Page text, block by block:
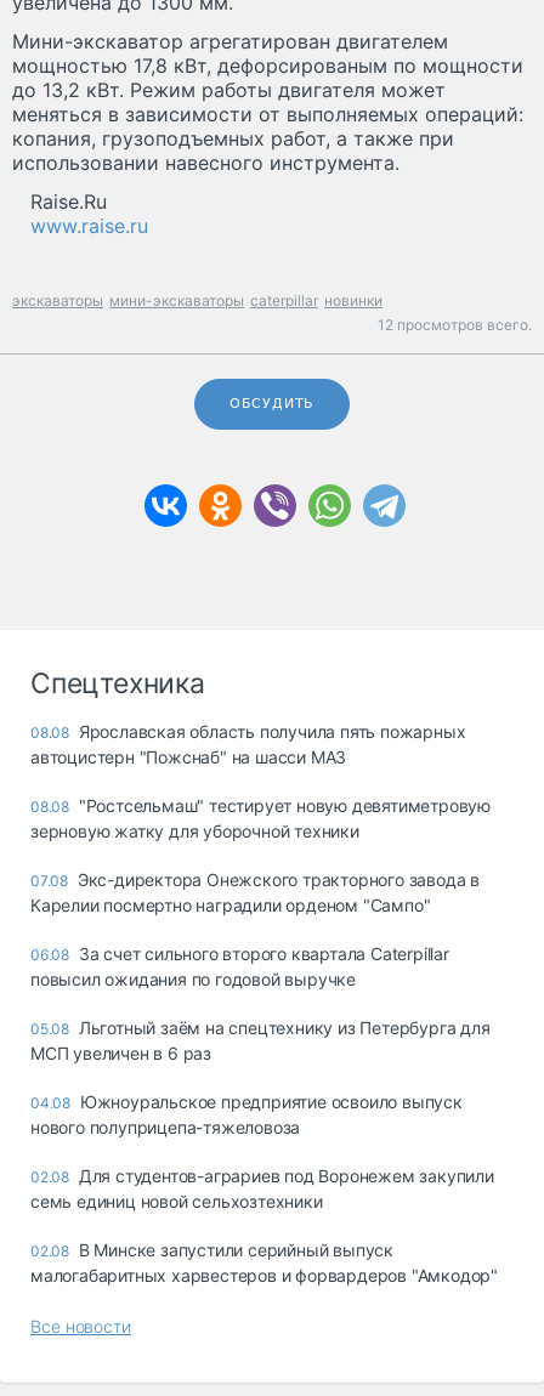
Мини-экскаватор агрегатирован двигателем
мощностью 17,8 кВт, дефорсированым по мощности
до 13,2 кВт. Режим работы двигателя может
меняться в зависимости от выполняемых операций:
копания, грузоподъемных работ, а также при
использовании навесного инструмента.
Raise.Ru
www.raise.ru
экскаваторы мини-экскаваторы caterpillar новинки
12 просмотров всего.
ОБСУДИТЬ
Спецтехника
08.08 Ярославская область получила пять пожарных
автоцистерн "Пожснаб" на шасси МАЗ
08.08 "Ростсельмаш" тестирует новую девятиметровую
зерновую жатку для уборочной техники
07.08 Экс-директора Онежского тракторного завода в
Карелии посмертно наградили орденом "Сампо"
06.08 За счет сильного второго квартала Caterpillar
повысил ожидания по годовой выручке
05.08 Льготный заём на спецтехнику из Петербурга для
МСП увеличен в 6 раз
04.08 Южноуральское предприятие освоило выпуск
нового полуприцепа-тяжеловоза
02.08 Для студентов-аграриев под Воронежем закупили
семь единиц новой сельхозтехники
02.08 В Минске запустили серийный выпуск
малогабаритных харвестеров и форвардеров "Амкодор"
Все новости